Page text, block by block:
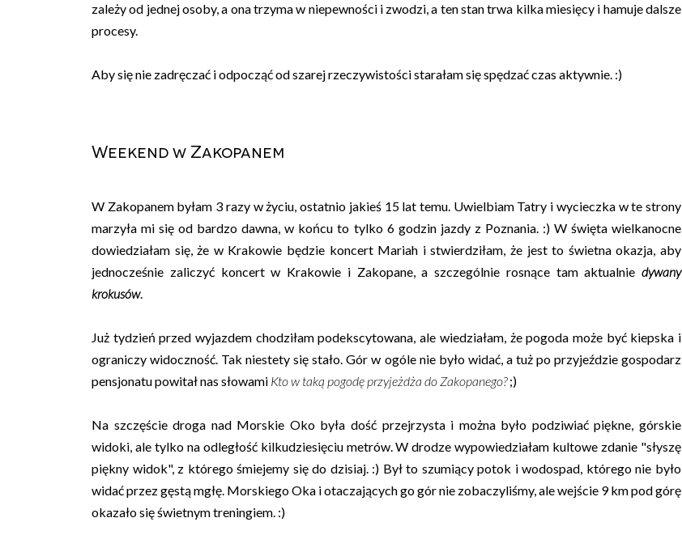
zależy od jednej osoby, a ona trzyma w niepewności i zwodzi, a ten stan trwa kilka miesięcy i hamuje dalsze
procesy.
Aby się nie zadręczać i odpocząć od szarej rzeczywistości starałam się spędzać czas aktywnie. :)
Weekend w Zakopanem
W Zakopanem byłam 3 razy w życiu, ostatnio jakieś 15 lat temu. Uwielbiam Tatry i wycieczka w te strony
marzyła mi się od bardzo dawna, w końcu to tylko 6 godzin jazdy z Poznania. :) W święta wielkanocne
dowiedziałam się, że w Krakowie będzie koncert Mariah i stwierdziłam, że jest to świetna okazja, aby
jednocześnie zaliczyć koncert w Krakowie i Zakopane, a szczególnie rosnące tam aktualnie dywany
krokusów.
Już tydzień przed wyjazdem chodziłam podekscytowana, ale wiedziałam, że pogoda może być kiepska i
ograniczy widoczność. Tak niestety się stało. Gór w ogóle nie było widać, a tuż po przyjeździe gospodarz
pensjonatu powitał nas słowami Kto w taką pogodę przyjeżdża do Zakopanego?;)
Na szczęście droga nad Morskie Oko była dość przejrzysta i można było podziwiać piękne, górskie
widoki, ale tylko na odległość kilkudziesięciu metrów. W drodze wypowiedziałam kultowe zdanie "słyszę
piękny widok", z którego śmiejemy się do dzisiaj. :) Był to szumiący potok i wodospad, którego nie było
widać przez gęstą mgłę. Morskiego Oka i otaczających go gór nie zobaczyliśmy, ale wejście 9 km pod górę
okazało się świetnym treningiem. :)